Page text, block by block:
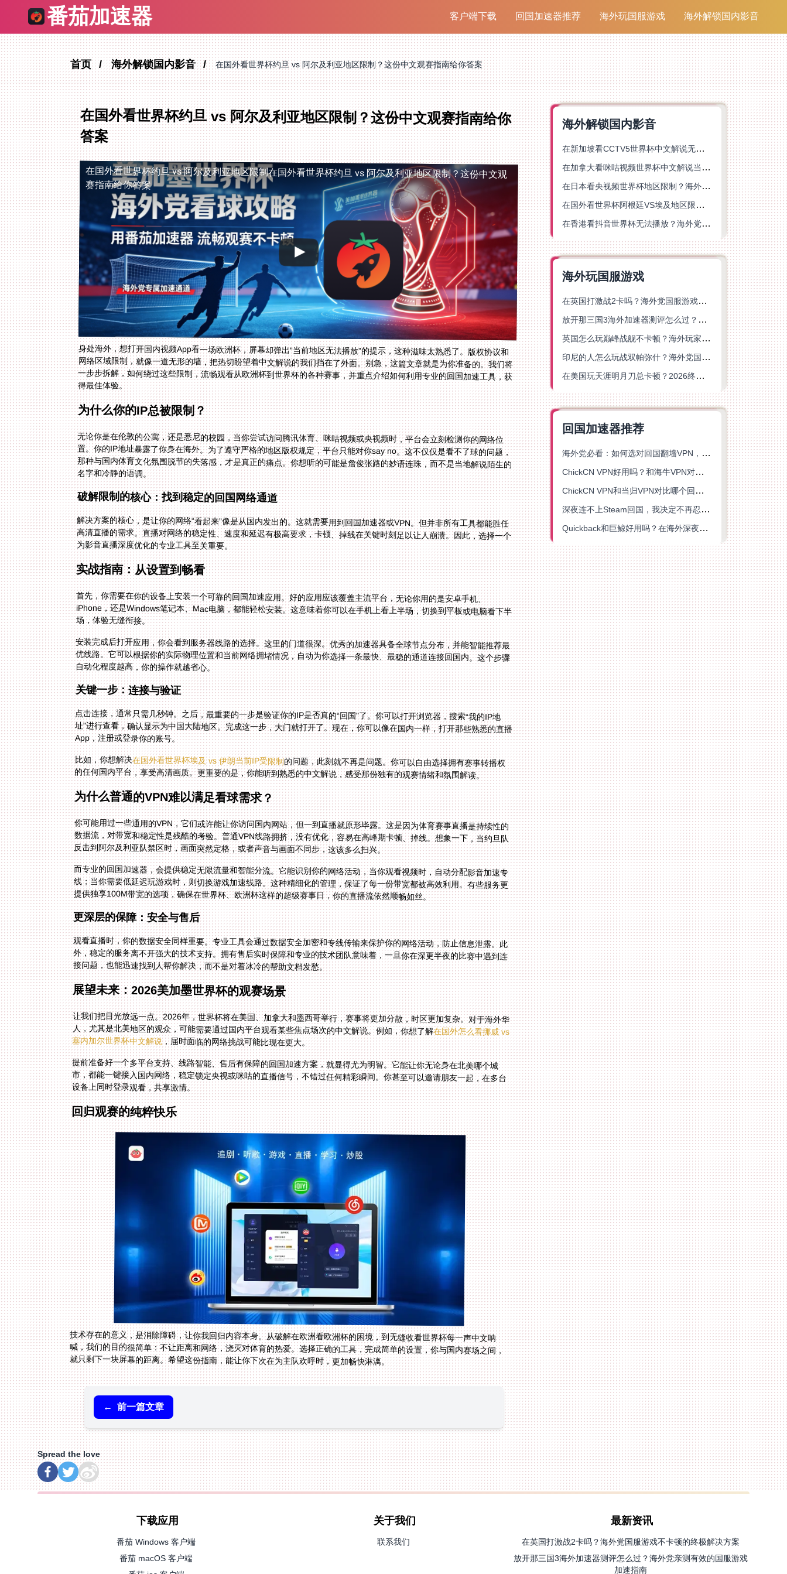
番茄加速器 客户端下载 回国加速器推荐 海外玩国服游戏 海外解锁国内影音
首页 海外解锁国内影音 在国外看世界杯约旦 vs 阿尔及利亚地区限制？这份中文观赛指南给你答案
在国外看世界杯约旦 vs 阿尔及利亚地区限制？这份中文观赛指南给你
答案
在国外看世界杯约旦 vs 阿尔及利亚地区限制在国外看世界杯约旦 vs 阿尔及利亚地区限制？这份中文观
赛指南给你答案
身处海外，想打开国内视频App看一场欧洲杯，屏幕却弹出“当前地区无法播放”的提示，这种滋味太熟悉了。版权协议和
网络区域限制，就像一道无形的墙，把热切盼望着中文解说的我们挡在了外面。别急，这篇文章就是为你准备的。我们将
一步步拆解，如何绕过这些限制，流畅观看从欧洲杯到世界杯的各种赛事，并重点介绍如何利用专业的回国加速工具，获
得最佳体验。
为什么你的IP总被限制？
无论你是在伦敦的公寓，还是悉尼的校园，当你尝试访问腾讯体育、咪咕视频或央视频时，平台会立刻检测你的网络位
置。你的IP地址暴露了你身在海外。为了遵守严格的地区版权规定，平台只能对你say no。这不仅仅是看不了球的问题，
那种与国内体育文化氛围脱节的失落感，才是真正的痛点。你想听的可能是詹俊张路的妙语连珠，而不是当地解说陌生的
名字和冷静的语调。
破解限制的核心：找到稳定的回国网络通道
解决方案的核心，是让你的网络“看起来”像是从国内发出的。这就需要用到回国加速器或VPN。但并非所有工具都能胜任
高清直播的需求。直播对网络的稳定性、速度和延迟有极高要求，卡顿、掉线在关键时刻足以让人崩溃。因此，选择一个
为影音直播深度优化的专业工具至关重要。
实战指南：从设置到畅看
首先，你需要在你的设备上安装一个可靠的回国加速应用。好的应用应该覆盖主流平台，无论你用的是安卓手机、
iPhone，还是Windows笔记本、Mac电脑，都能轻松安装。这意味着你可以在手机上看上半场，切换到平板或电脑看下半
场，体验无缝衔接。
安装完成后打开应用，你会看到服务器线路的选择。这里的门道很深。优秀的加速器具备全球节点分布，并能智能推荐最
优线路。它可以根据你的实际物理位置和当前网络拥堵情况，自动为你选择一条最快、最稳的通道连接回国内。这个步骤
自动化程度越高，你的操作就越省心。
关键一步：连接与验证
点击连接，通常只需几秒钟。之后，最重要的一步是验证你的IP是否真的“回国”了。你可以打开浏览器，搜索“我的IP地
址”进行查看，确认显示为中国大陆地区。完成这一步，大门就打开了。现在，你可以像在国内一样，打开那些熟悉的直播
App，注册或登录你的账号。
比如，你想解决在国外看世界杯埃及 vs 伊朗当前IP受限制的问题，此刻就不再是问题。你可以自由选择拥有赛事转播权
的任何国内平台，享受高清画质。更重要的是，你能听到熟悉的中文解说，感受那份独有的观赛情绪和氛围解读。
为什么普通的VPN难以满足看球需求？
你可能用过一些通用的VPN，它们或许能让你访问国内网站，但一到直播就原形毕露。这是因为体育赛事直播是持续性的
数据流，对带宽和稳定性是残酷的考验。普通VPN线路拥挤，没有优化，容易在高峰期卡顿、掉线。想象一下，当约旦队
反击到阿尔及利亚队禁区时，画面突然定格，或者声音与画面不同步，这该多么扫兴。
而专业的回国加速器，会提供稳定无限流量和智能分流。它能识别你的网络活动，当你观看视频时，自动分配影音加速专
线；当你需要低延迟玩游戏时，则切换游戏加速线路。这种精细化的管理，保证了每一份带宽都被高效利用。有些服务更
提供独享100M带宽的选项，确保在世界杯、欧洲杯这样的超级赛事日，你的直播流依然顺畅如丝。
更深层的保障：安全与售后
观看直播时，你的数据安全同样重要。专业工具会通过数据安全加密和专线传输来保护你的网络活动，防止信息泄露。此
外，稳定的服务离不开强大的技术支持。拥有售后实时保障和专业的技术团队意味着，一旦你在深更半夜的比赛中遇到连
接问题，也能迅速找到人帮你解决，而不是对着冰冷的帮助文档发愁。
展望未来：2026美加墨世界杯的观赛场景
让我们把目光放远一点。2026年，世界杯将在美国、加拿大和墨西哥举行，赛事将更加分散，时区更加复杂。对于海外华
人，尤其是北美地区的观众，可能需要通过国内平台观看某些焦点场次的中文解说。例如，你想了解在国外怎么看挪威 vs
塞内加尔世界杯中文解说，届时面临的网络挑战可能比现在更大。
提前准备好一个多平台支持、线路智能、售后有保障的回国加速方案，就显得尤为明智。它能让你无论身在北美哪个城
市，都能一键接入国内网络，稳定锁定央视或咪咕的直播信号，不错过任何精彩瞬间。你甚至可以邀请朋友一起，在多台
设备上同时登录观看，共享激情。
回归观赛的纯粹快乐
技术存在的意义，是消除障碍，让你我回归内容本身。从破解在欧洲看欧洲杯的困境，到无缝收看世界杯每一声中文呐
喊，我们的目的很简单：不让距离和网络，浇灭对体育的热爱。选择正确的工具，完成简单的设置，你与国内赛场之间，
就只剩下一块屏幕的距离。希望这份指南，能让你下次在为主队欢呼时，更加畅快淋漓。
← 前一篇文章
海外解锁国内影音
在新加坡看CCTV5世界杯中文解说无法播放？这篇指南帮你解锁海外体育直播自由
在加拿大看咪咕视频世界杯中文解说当前地区不可播放？这篇指南帮你一键解决
在日本看央视频世界杯地区限制？海外党体育赛事观看终极指南
在国外看世界杯阿根廷VS埃及地区限制？这篇指南帮你搞定中文直播+解说
在香港看抖音世界杯无法播放？海外党体育赛事中文直播终极指南
海外玩国服游戏
在英国打激战2卡吗？海外党国服游戏不卡顿的终极解决方案
放开那三国3海外加速器测评怎么过？海外党亲测有效的国服游戏加速指南
英国怎么玩巅峰战舰不卡顿？海外玩家国服游戏加速器终极指南
印尼的人怎么玩战双帕弥什？海外党国服游戏加速避坑指南
在美国玩天涯明月刀总卡顿？2026终极指南：选对加速器让你丝滑连招
回国加速器推荐
海外党必看：如何选对回国翻墙VPN，无缝解锁国内资源？
ChickCN VPN好用吗？和海牛VPN对比哪个回国效果更好？
ChickCN VPN和当归VPN对比哪个回国效果更好？海外党亲测后选了它
深夜连不上Steam回国，我决定不再忍受这数字鸿沟
Quickback和巨鲸好用吗？在海外深夜想刷B站、追爱奇艺的你，或许正需要这份答案
Spread the love
下载应用
番茄 Windows 客户端
番茄 macOS 客户端
关于我们
联系我们
最新资讯
在英国打激战2卡吗？海外党国服游戏不卡顿的终极解决方案
放开那三国3海外加速器测评怎么过？海外党亲测有效的国服游戏
加速指南